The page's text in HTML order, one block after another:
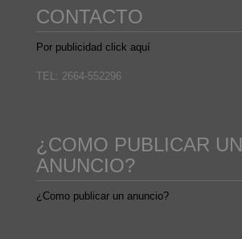
CONTACTO
Por publicidad click aquí
TEL: 2664-552296
¿COMO PUBLICAR UN
ANUNCIO?
¿Como publicar un anuncio?